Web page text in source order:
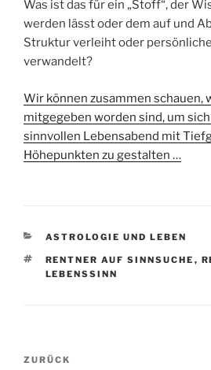
Was ist das für ein „Stoff“, der
werden lässt oder dem auf und
Struktur verleiht oder
verwandelt?
Wir können zusammen schauen,
mitgegeben worden sind, um
sinnvollen Lebensabend mit
Höhepunkten zu gestalten …
KATEGORIEN
ASTROLOGIE UND LEBEN
SCHLAGWÖRTER
RENTNER AUF SINNSUCHE ,
LEBENSSINN
Beitragsnavigation
Vorheriger
ZURÜCK